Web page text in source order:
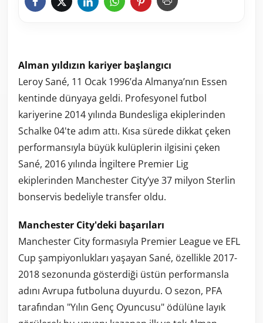
Alman yıldızın kariyer başlangıcı
Leroy Sané, 11 Ocak 1996’da Almanya’nın Essen
kentinde dünyaya geldi. Profesyonel futbol
kariyerine 2014 yılında Bundesliga ekiplerinden
Schalke 04'te adım attı. Kısa sürede dikkat çeken
performansıyla büyük kulüplerin ilgisini çeken
Sané, 2016 yılında İngiltere Premier Lig
ekiplerinden Manchester City’ye 37 milyon Sterlin
bonservis bedeliyle transfer oldu.
Manchester City'deki başarıları
Manchester City formasıyla Premier League ve EFL
Cup şampiyonlukları yaşayan Sané, özellikle 2017-
2018 sezonunda gösterdiği üstün performansla
adını Avrupa futboluna duyurdu. O sezon, PFA
tarafından "Yılın Genç Oyuncusu" ödülüne layık